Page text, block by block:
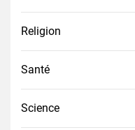
Religion
Santé
Science